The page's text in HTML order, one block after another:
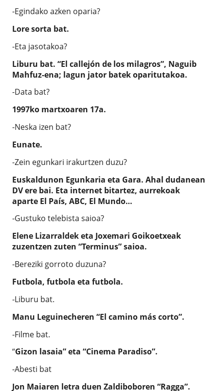
-Egindako azken oparia?
Lore sorta bat.
-Eta jasotakoa?
Liburu bat. “El callejón de los milagros”, Naguib
Mahfuz-ena; lagun jator batek oparitutakoa.
-Data bat?
1997ko martxoaren 17a.
-Neska izen bat?
Eunate.
-Zein egunkari irakurtzen duzu?
Euskaldunon Egunkaria eta Gara. Ahal dudanean
DV ere bai. Eta internet bitartez, aurrekoak
aparte El País, ABC, El Mundo…
-Gustuko telebista saioa?
Elene Lizarraldek eta Joxemari Goikoetxeak
zuzentzen zuten “Terminus” saioa.
-Bereziki gorroto duzuna?
Futbola, futbola eta futbola.
-Liburu bat.
Manu Leguinecheren “El camino más corto”.
-Filme bat.
“Gizon lasaia” eta “Cinema Paradiso”.
-Abesti bat
Jon Maiaren letra duen Zaldiboboren “Ragga”.